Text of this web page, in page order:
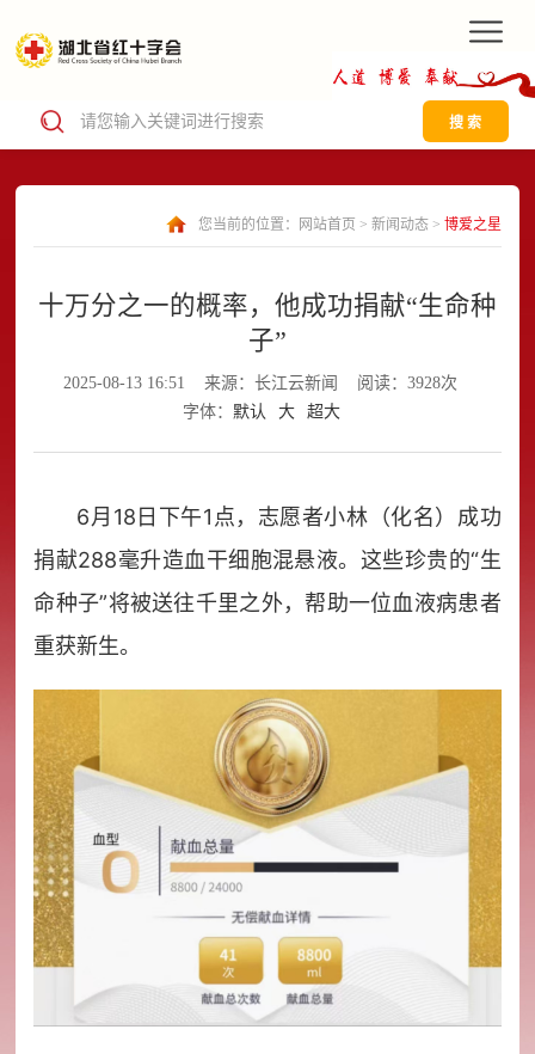
搜 索
您当前的位置： 网站首页 > 新闻动态> 博爱之星
十万分之一的概率，他成功捐献“生命种
子”
2025-08-13 16:51 来源：长江云新闻
阅读：3928次
字体： 默认 大 超大
6月18日下午1点，志愿者小林（化名）成功
捐献288毫升造血干细胞混悬液。这些珍贵的“生
命种子”将被送往千里之外，帮助一位血液病患者
重获新生。